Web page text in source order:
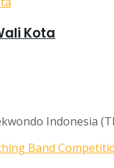
Kota
Indonesia